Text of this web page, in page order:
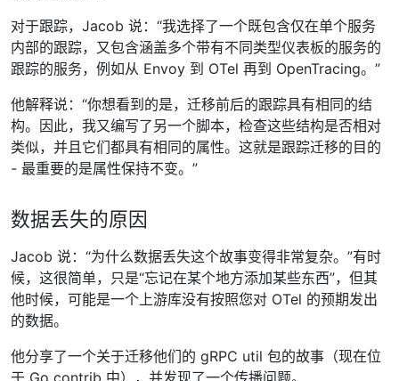
对于跟踪，Jacob 说：“我选择了一个既包含仅在单个服务
内部的跟踪，又包含涵盖多个带有不同类型仪表板的服务的
跟踪的服务，例如从 Envoy 到 OTel 再到 OpenTracing。”
他解释说：“你想看到的是，迁移前后的跟踪具有相同的结
构。因此，我又编写了另一个脚本，检查这些结构是否相对
类似，并且它们都具有相同的属性。这就是跟踪迁移的目的
- 最重要的是属性保持不变。”
数据丢失的原因
Jacob 说：“为什么数据丢失这个故事变得非常复杂。”有时
候，这很简单，只是“忘记在某个地方添加某些东西”，但其
他时候，可能是一个上游库没有按照您对 OTel 的预期发出
的数据。
他分享了一个关于迁移他们的 gRPC util 包的故事（现在位
于 Go contrib 中），并发现了一个传播问题。